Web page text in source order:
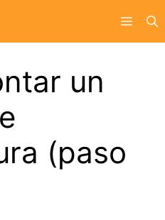
Menú
un
(paso